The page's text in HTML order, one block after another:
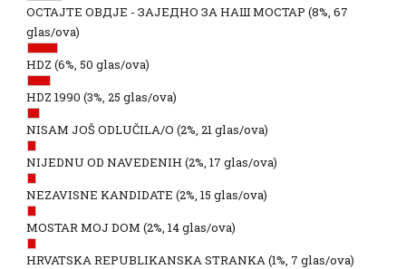
ОСТАЈТЕ ОВДЈЕ - ЗАЈЕДНО ЗА НАШ МОСТАР (8%, 67
glas/ova)
HDZ (6%, 50 glas/ova)
HDZ 1990 (3%, 25 glas/ova)
NISAM JOŠ ODLUČILA/O (2%, 21 glas/ova)
NIJEDNU OD NAVEDENIH (2%, 17 glas/ova)
NEZAVISNE KANDIDATE (2%, 15 glas/ova)
MOSTAR MOJ DOM (2%, 14 glas/ova)
HRVATSKA REPUBLIKANSKA STRANKA(1%, 7 glas/ova)